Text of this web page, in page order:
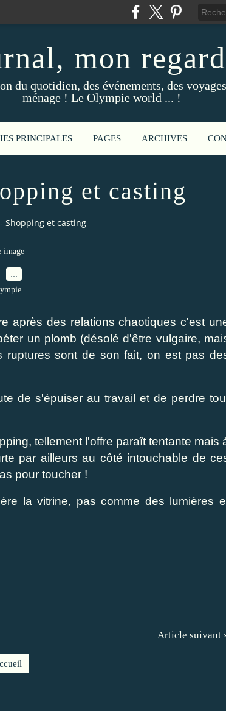
mon
du quotidien, des événements, des
ménage ! Le Olympie world ... !
PRINCIPALES PAGES ARCHIVES
et casting
Shopping et casting
image
après des relations chaotiques c'est
un plomb (désolé d'être vulgaire,
sont de son fait, on est pas
de s'épuiser au travail et de perdre
tellement l'offre paraît tentante mais
par ailleurs au côté intouchable de
pour toucher !
la vitrine, pas comme des lumières
Article suivant